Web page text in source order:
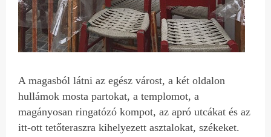
A magasból látni az egész várost, a két oldalon
hullámok mosta partokat, a templomot, a
magányosan ringatózó kompot, az apró utcákat és az
itt-ott tetőteraszra kihelyezett asztalokat, székeket.